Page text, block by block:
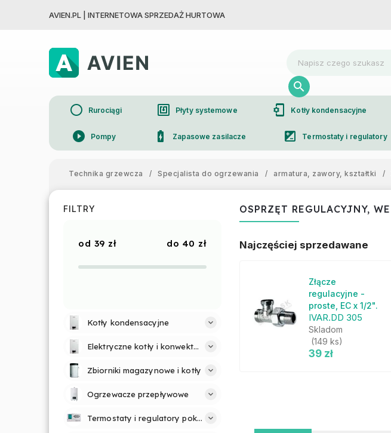
AVIEN.PL | INTERNETOWA SPRZEDAŻ HURTOWA
circle Rurociągi nfc Płyty systemowe phonelink_setup Kotły kondensacyjne
play_circle_filled Pompy battery_charging_full Zapasowe zasilacze iso Termostaty i regulatory
Technika grzewcza
/ Specjalista do ogrzewania / armatura, zawory, kształtki /
FILTRY
39 zł 40 zł
Kotły kondensacyjne
Elektryczne kotły i konwektory
Zbiorniki magazynowe i kotły
Ogrzewacze przepływowe
Termostaty i regulatory pokojowe
OSPRZĘT REGULACYJNY, WE
Najczęściej sprzedawane
Złącze
regulacyjne -
proste, EC x 1/2".
IVAR.DD 305
Skladom
(149 ks)
39 zł